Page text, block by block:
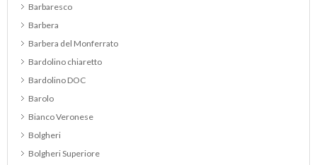
Barbaresco
Barbera
Barbera del Monferrato
Bardolino chiaretto
Bardolino DOC
Barolo
Bianco Veronese
Bolgheri
Bolgheri Superiore